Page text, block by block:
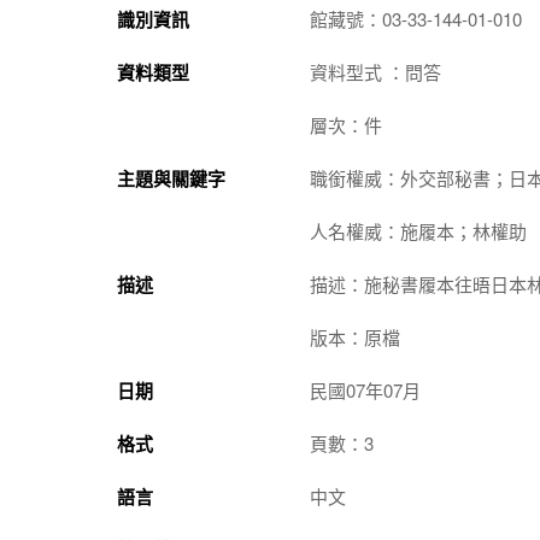
識別資訊 館藏號：03-33-144-01-010
資料類型 資料型式 ：問答
層次：件
主題與關鍵字 職銜權威：外交部秘書；日
人名權威：施履本；林權助
描述 描述：施秘書履本往晤日本
版本：原檔
日期 民國07年07月
格式 頁數：3
語言 中文